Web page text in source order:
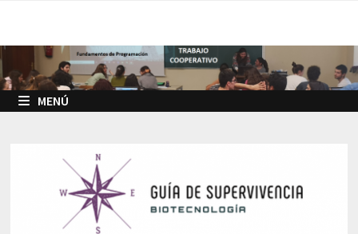
contenido
MENÚ